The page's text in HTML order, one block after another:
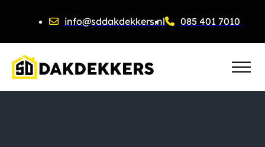
info@sddakdekkers.nl 085 401 7010